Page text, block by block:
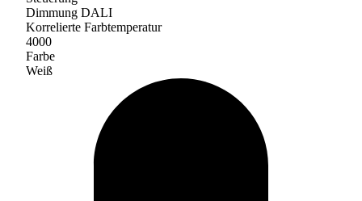
Dimmung DALI
Korrelierte Farbtemperatur
4000
Farbe
Weiß